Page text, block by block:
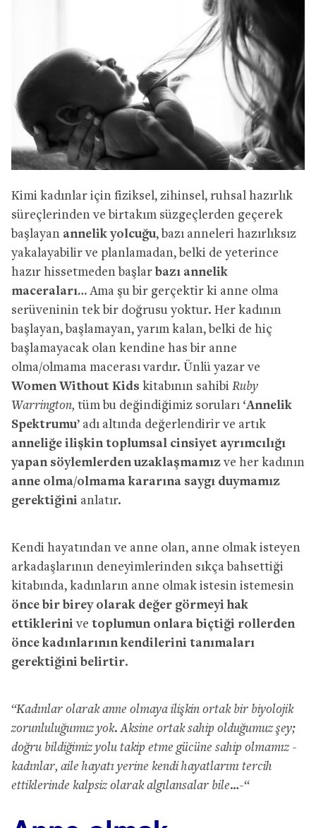
Kimi kadınlar için fiziksel, zihinsel, ruhsal hazırlık
süreçlerinden ve birtakım süzgeçlerden geçerek
başlayan annelik yolcuğu, bazı anneleri hazırlıksız
yakalayabilir ve planlamadan, belki de yeterince
hazır hissetmeden başlar bazı annelik
maceraları… Ama şu bir gerçektir ki anne olma
serüveninin tek bir doğrusu yoktur. Her kadının
başlayan, başlamayan, yarım kalan, belki de hiç
başlamayacak olan kendine has bir anne
olma/olmama macerası vardır. Ünlü yazar ve
Women Without Kids kitabının sahibi Ruby
Warrington, tüm bu değindiğimiz soruları ‘Annelik
Spektrumu’ adı altında değerlendirir ve artık
anneliğe ilişkin toplumsal cinsiyet ayrımcılığı
yapan söylemlerden uzaklaşmamızve her kadının
anne olma/olmama kararına saygı duymamız
gerektiğini anlatır.
Kendi hayatından ve anne olan, anne olmak isteyen
arkadaşlarının deneyimlerinden sıkça bahsettiği
kitabında, kadınların anne olmak istesin istemesin
önce bir birey olarak değer görmeyi hak
ettiklerini ve toplumun onlara biçtiği rollerden
önce kadınlarının kendilerini tanımaları
gerektiğini belirtir.
“Kadınlar olarak anne olmaya ilişkin ortak bir biyolojik
zorunluluğumuz yok. Aksine ortak sahip olduğumuz şey;
doğru bildiğimiz yolu takip etme gücüne sahip olmamız -
kadınlar, aile hayatı yerine kendi hayatlarını tercih
ettiklerinde kalpsiz olarak algılansalar bile…-“